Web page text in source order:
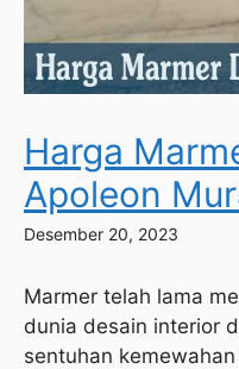
Harga
Apoleon
Desember 20, 2023
Marmer telah lama
dunia desain interior
sentuhan